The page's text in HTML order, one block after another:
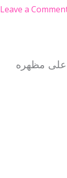
Leave a
على مظهره